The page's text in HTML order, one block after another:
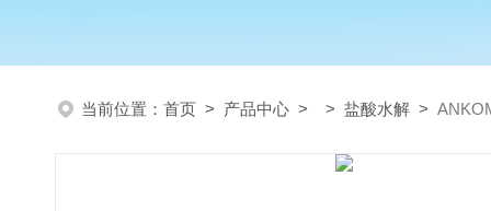
当前位置： 首页 > 产品中心 > > 盐酸水解 >